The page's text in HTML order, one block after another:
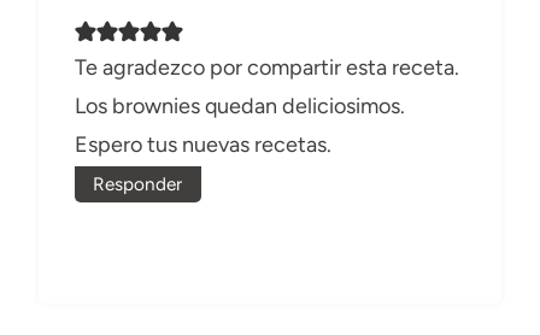
Te agradezco por compartir esta receta.
Los brownies quedan deliciosimos.
Espero tus nuevas recetas.
Responder